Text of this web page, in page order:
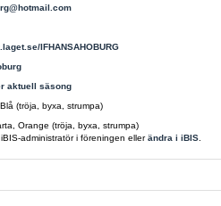
IFHANSAHOBURG
aktuell säsong
(tröja, byxa, strumpa)
Orange (tröja, byxa, strumpa)
administratör i föreningen ellerändra i iBIS